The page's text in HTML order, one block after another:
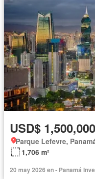
USD$ 1,500,000
Parque Lefevre,
1,706 m²
20 may 2026 en - Panamá